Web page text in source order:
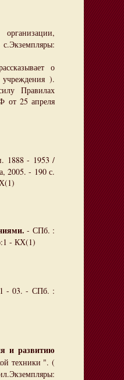
о
).
Правилах
от 25 апреля
1888 - 1953 /
2005. - 190 с.
- СПб. :
- КХ(1)
- 03. - СПб. :
и развитию
техники ". (